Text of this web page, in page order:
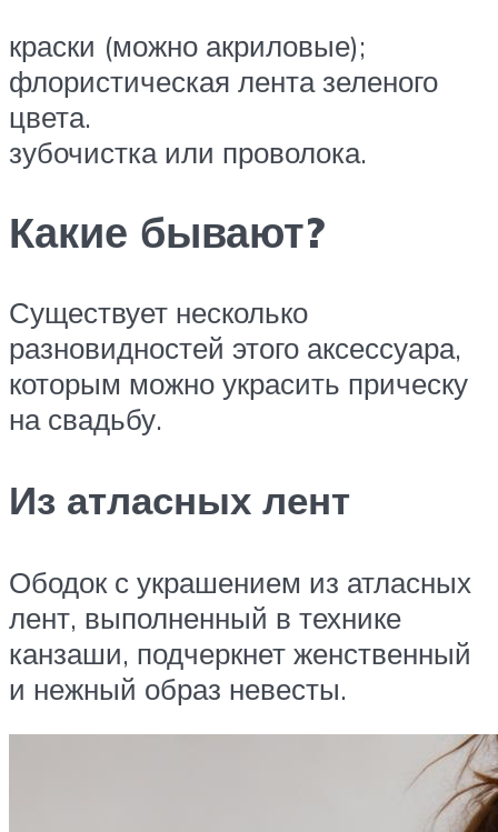
краски (можно акриловые);
флористическая лента зеленого
цвета.
зубочистка или проволока.
Какие бывают?
Существует несколько
разновидностей этого аксессуара,
которым можно украсить прическу
на свадьбу.
Из атласных лент
Ободок с украшением из атласных
лент, выполненный в технике
канзаши, подчеркнет женственный
и нежный образ невесты.